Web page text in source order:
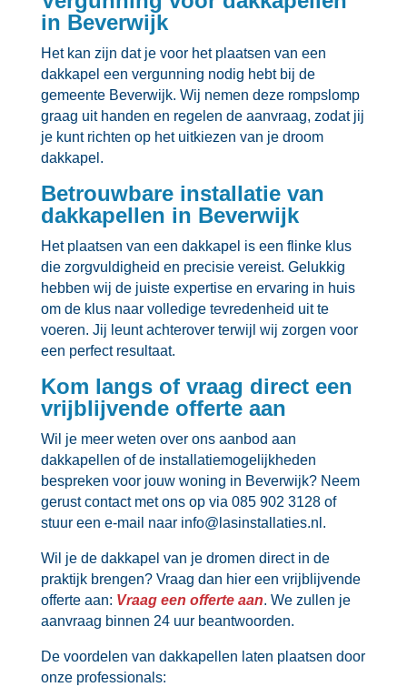
in Beverwijk
Het kan zijn dat je voor het plaatsen van een
dakkapel een vergunning nodig hebt bij de
gemeente Beverwijk.​ Wij nemen deze rompslomp
graag uit handen en regelen de aanvraag, zodat jij
je kunt richten op het uitkiezen van je droom
dakkapel.​
Betrouwbare installatie van
dakkapellen in Beverwijk
Het plaatsen van een dakkapel is een flinke klus
die zorgvuldigheid en precisie vereist.​ Gelukkig
hebben wij de juiste expertise en ervaring in huis
om de klus naar volledige tevredenheid uit te
voeren.​ Jij leunt achterover terwijl wij zorgen voor
een perfect resultaat.​
Kom langs of vraag direct een
vrijblijvende offerte aan
Wil je meer weten over ons aanbod aan
dakkapellen of de installatiemogelijkheden
bespreken voor jouw woning in Beverwijk? Neem
gerust contact met ons op via 085 902 3128 of
stuur een e-mail naar info@lasinstallaties.​nl.​
Wil je de dakkapel van je dromen direct in de
praktijk brengen? Vraag dan hier een vrijblijvende
offerte aan: Vraag een offerte aan.​ We zullen je
aanvraag binnen 24 uur beantwoorden.​
De voordelen van dakkapellen laten plaatsen door
onze professionals: